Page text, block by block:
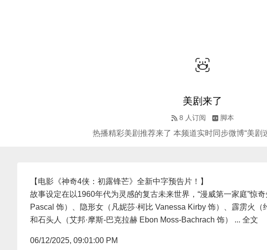
美剧来了
8 人订阅 脚本
热播精彩美剧推荐来了 本频道实时同步微博“美剧
【电影《神奇4侠：初露锋芒》全新中字预告片！】
故事设定在以1960年代为灵感的复古未来世界，“漫威第一家庭”惊
Pascal 饰）、隐形女（凡妮莎·柯比 Vanessa Kirby 饰）、霹雳火（
和石头人（艾邦·摩斯-巴克拉赫 Ebon Moss-Bachrach 饰） ... 全文
06/12/2025, 09:01:00 PM